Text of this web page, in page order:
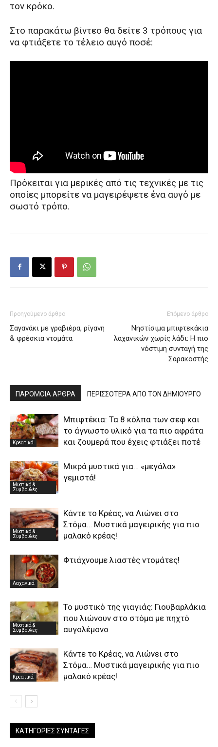
τον κρόκο.
Στο παρακάτω βίντεο θα δείτε 3 τρόπους για
να φτιάξετε το τέλειο αυγό ποσέ:
Πρόκειται για μερικές από τις τεχνικές με τις
οποίες μπορείτε να μαγειρέψετε ένα αυγό με
σωστό τρόπο.
Προηγούμενο άρθρο
Σαγανάκι με γραβιέρα, ρίγανη
& φρέσκια ντομάτα
Επόμενο άρθρο
Νηστίσιμα μπιφτεκάκια
λαχανικών χωρίς λάδι: Η πιο
νόστιμη συνταγή της
Σαρακοστής
ΠΑΡΟΜΟΙΑ ΑΡΘΡΑ ΠΕΡΙΣΣΟΤΕΡΑ ΑΠΟ ΤΟΝ ΔΗΜΙΟΥΡΓΟ
Κρεατικά
Μπιφτέκια: Τα 8 κόλπα των σεφ και
το άγνωστο υλικό για τα πιο αφράτα
και ζουμερά που έχεις φτιάξει ποτέ
Μυστικά &
Συμβουλές
Μικρά μυστικά για… «μεγάλα»
γεμιστά!
Μυστικά &
Συμβουλές
Κάντε το Κρέας, να Λιώνει στο
Στόμα… Μυστικά μαγειρικής για πιο
μαλακό κρέας!
Λαχανικά
Φτιάχνουμε λιαστές ντομάτες!
Μυστικά &
Συμβουλές
To μυστικό της γιαγιάς: Γιουβαρλάκια
που λιώνουν στο στόμα με πηχτό
αυγολέμονο
Κρεατικά
Κάντε το Κρέας, να Λιώνει στο
Στόμα… Μυστικά μαγειρικής για πιο
μαλακό κρέας!
ΚΑΤΗΓΟΡΊΕΣ ΣΥΝΤΑΓΈΣ